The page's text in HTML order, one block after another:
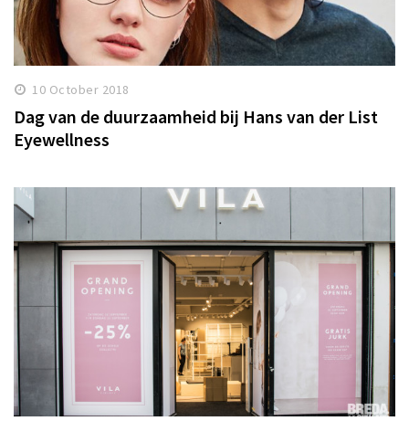
10 October 2018
Dag van de duurzaamheid bij Hans van der List
Eyewellness